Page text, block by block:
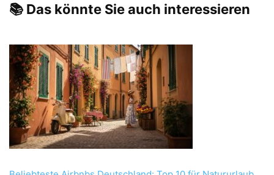
📚 Das könnte Sie auch interessieren